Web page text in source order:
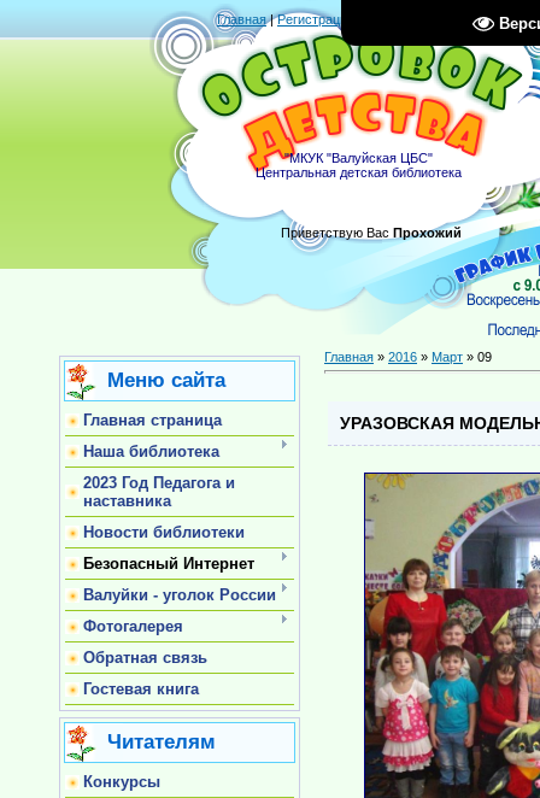
Главная|Регистрация
"МКУК "Валуйская ЦБС"
Центральная детская библиотека
Приветствую Вас Прохожий
Меню сайта
Главная страница
Наша библиотека
2023 Год Педагога и
наставника
Новости библиотеки
Безопасный Интернет
Валуйки - уголок России
Фотогалерея
Обратная связь
Гостевая книга
Читателям
Конкурсы
Главная » 2016 » Март » 09
УРАЗОВСКАЯ